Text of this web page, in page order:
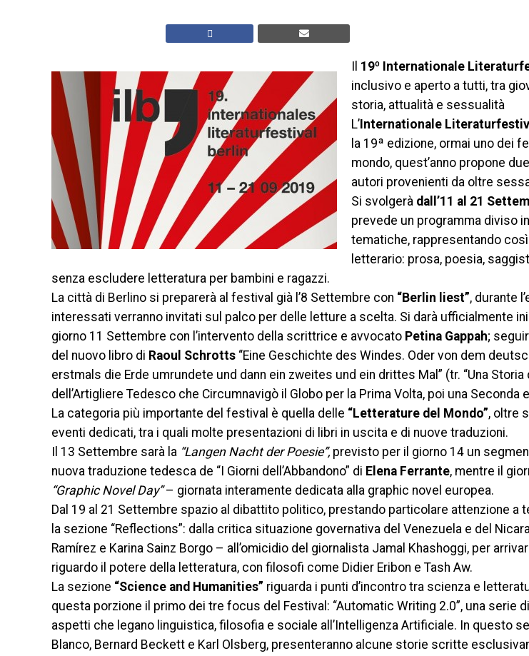
19º Internationale
inclusivo e aperto a tutti, tra
storia, attualità e sessualità
L’ Internationale
la 19ª edizione, ormai uno dei
mondo, quest’anno propone
autori provenienti da oltre
Si svolgerà dall’11 al 21
prevede un programma diviso
tematiche, rappresentando
letterario: prosa, poesia,
senza escludere letteratura per bambini e ragazzi.
La città di Berlino si preparerà al festival già l’8 Settembre con “Berlin liest”, durante
interessati verranno invitati sul palco per delle letture a scelta. Si darà ufficialmente
giorno 11 Settembre con l’intervento della scrittrice e avvocato Petina Gappah;
del nuovo libro di Raoul Schrotts “Eine Geschichte des Windes. Oder von dem
erstmals die Erde umrundete und dann ein zweites und ein drittes Mal” (tr. “Una Storia
dell’Artigliere Tedesco che Circumnavigò il Globo per la Prima Volta, poi una Seconda
La categoria più importante del festival è quella delle “Letterature del Mondo”, oltre
eventi dedicati, tra i quali molte presentazioni di libri in uscita e di nuove traduzioni.
Il 13 Settembre sarà la “Langen Nacht der Poesie”, previsto per il giorno 14 un
nuova traduzione tedesca de “I Giorni dell’Abbandono” di Elena Ferrante, mentre il
“Graphic Novel Day”– giornata interamente dedicata alla graphic novel europea.
Dal 19 al 21 Settembre spazio al dibattito politico, prestando particolare attenzione a
la sezione “Reflections”: dalla critica situazione governativa del Venezuela e del
Ramírez e Karina Sainz Borgo – all’omicidio del giornalista Jamal Khashoggi, per
riguardo il potere della letteratura, con filosofi come Didier Eribon e Tash Aw.
La sezione “Science and Humanities” riguarda i punti d’incontro tra scienza e
questa porzione il primo dei tre focus del Festival: “Automatic Writing 2.0”, una serie
aspetti che legano linguistica, filosofia e sociale all’Intelligenza Artificiale. In questo
Blanco, Bernard Beckett e Karl Olsberg, presenteranno alcune storie scritte